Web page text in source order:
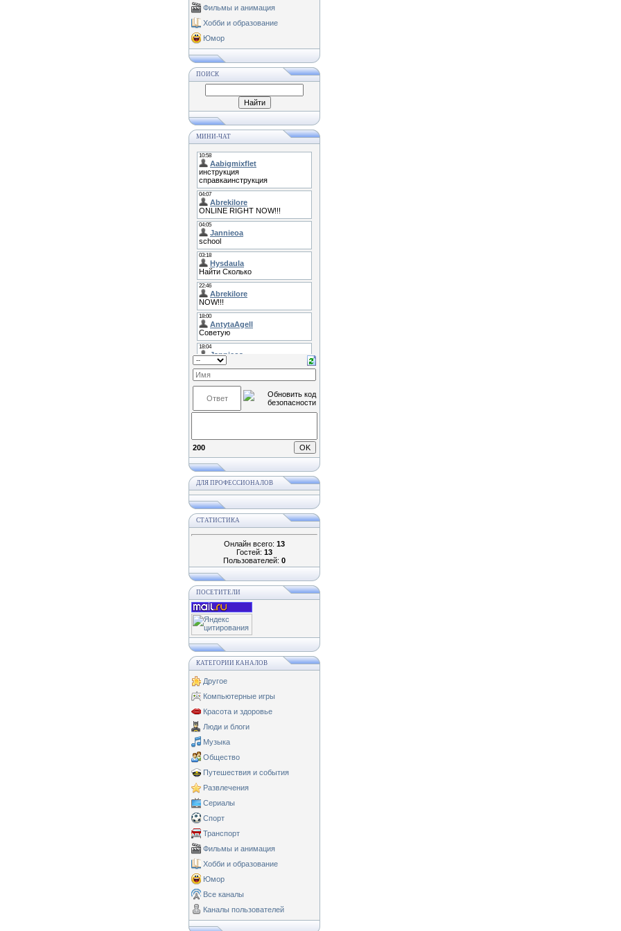
Фильмы и анимация
Хобби и образование
Юмор
ПОИСК
МИНИ-ЧАТ
200
ДЛЯ ПРОФЕССИОНАЛОВ
СТАТИСТИКА
Онлайн всего: 13
Гостей: 13
Пользователей: 0
ПОСЕТИТЕЛИ
КАТЕГОРИИ КАНАЛОВ
Другое
Компьютерные игры
Красота и здоровье
Люди и блоги
Музыка
Общество
Путешествия и события
Развлечения
Сериалы
Спорт
Транспорт
Фильмы и анимация
Хобби и образование
Юмор
Все каналы
Каналы пользователей